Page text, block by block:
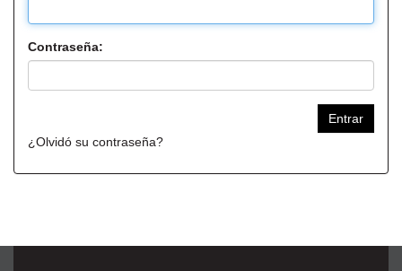
Contraseña:
¿Olvidó su contraseña?